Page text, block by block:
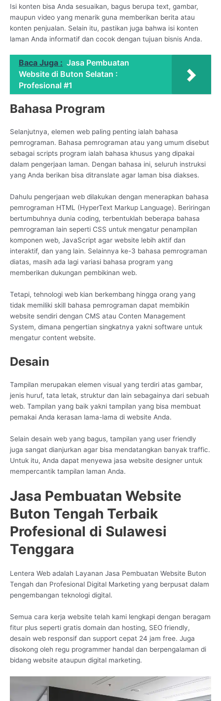
Isi konten bisa Anda sesuaikan, bagus berupa text, gambar,
maupun video yang menarik guna memberikan berita atau
konten penjualan. Selain itu, pastikan juga bahwa isi konten
laman Anda informatif dan cocok dengan tujuan bisnis Anda.
Baca Juga : Jasa Pembuatan
Website di Buton Selatan :
Profesional #1
Bahasa Program
Selanjutnya, elemen web paling penting ialah bahasa
pemrograman. Bahasa pemrograman atau yang umum disebut
sebagai scripts program ialah bahasa khusus yang dipakai
dalam pengerjaan laman. Dengan bahasa ini, seluruh instruksi
yang Anda berikan bisa ditranslate agar laman bisa diakses.
Dahulu pengerjaan web dilakukan dengan menerapkan bahasa
pemrograman HTML (HyperText Markup Language). Beriringan
bertumbuhnya dunia coding, terbentuklah beberapa bahasa
pemrograman lain seperti CSS untuk mengatur penampilan
komponen web, JavaScript agar website lebih aktif dan
interaktif, dan yang lain. Selainnya ke-3 bahasa pemrograman
diatas, masih ada lagi variasi bahasa program yang
memberikan dukungan pembikinan web.
Tetapi, tehnologi web kian berkembang hingga orang yang
tidak memiliki skill bahasa pemrograman dapat membikin
website sendiri dengan CMS atau Conten Management
System, dimana pengertian singkatnya yakni software untuk
mengatur content website.
Desain
Tampilan merupakan elemen visual yang terdiri atas gambar,
jenis huruf, tata letak, struktur dan lain sebagainya dari sebuah
web. Tampilan yang baik yakni tampilan yang bisa membuat
pemakai Anda kerasan lama-lama di website Anda.
Selain desain web yang bagus, tampilan yang user friendly
juga sangat dianjurkan agar bisa mendatangkan banyak traffic.
Untuk itu, Anda dapat menyewa jasa website designer untuk
mempercantik tampilan laman Anda.
Jasa Pembuatan Website
Buton Tengah Terbaik
Profesional di Sulawesi
Tenggara
Lentera Web adalah Layanan Jasa Pembuatan Website Buton
Tengah dan Profesional Digital Marketing yang berpusat dalam
pengembangan teknologi digital.
Semua cara kerja website telah kami lengkapi dengan beragam
fitur plus seperti gratis domain dan hosting, SEO friendly,
desain web responsif dan support cepat 24 jam free. Juga
disokong oleh regu programmer handal dan berpengalaman di
bidang website ataupun digital marketing.